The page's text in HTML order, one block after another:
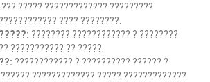
????? ????????????? ?????????
???? ????????.
???????? ???????????? ? ????????
??????????? ?? ?????.
???????????? ? ?????????? ?????? ?
????????????? ????? ?????????????.